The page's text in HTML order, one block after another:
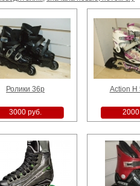
1800 руб.
Ледовая
10" Flame F16 Pro
6900 руб.
Calt Yth S
Ролики 36р
3000 руб.
Action H